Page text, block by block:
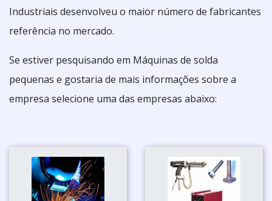
Industriais desenvolveu o maior número de fabricantes
referência no mercado.
Se estiver pesquisando em Máquinas de solda
pequenas e gostaria de mais informações sobre a
empresa selecione uma das empresas abaixo: